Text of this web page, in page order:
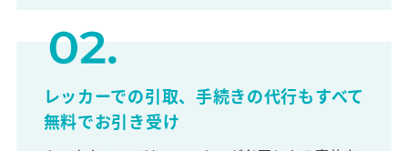
レッカーでの引取、手続きの代行もすべて
無料でお引き受け